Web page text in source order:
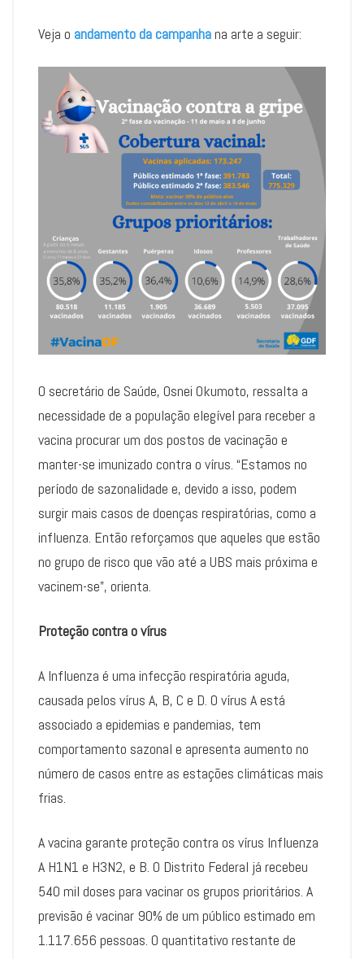
Veja o andamento da campanhana arte a seguir:
O secretário de Saúde, Osnei Okumoto, ressalta a
necessidade de a população elegível para receber a
vacina procurar um dos postos de vacinação e
manter-se imunizado contra o vírus. “Estamos no
período de sazonalidade e, devido a isso, podem
surgir mais casos de doenças respiratórias, como a
influenza. Então reforçamos que aqueles que estão
no grupo de risco que vão até a UBS mais próxima e
vacinem-se”, orienta.
Proteção contra o vírus
A Influenza é uma infecção respiratória aguda,
causada pelos vírus A, B, C e D. O vírus A está
associado a epidemias e pandemias, tem
comportamento sazonal e apresenta aumento no
número de casos entre as estações climáticas mais
frias.
A vacina garante proteção contra os vírus Influenza
A H1N1 e H3N2, e B. O Distrito Federal já recebeu
540 mil doses para vacinar os grupos prioritários. A
previsão é vacinar 90% de um público estimado em
1.117.656 pessoas. O quantitativo restante de